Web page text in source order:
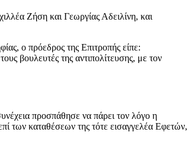
Ζήση και Γεωργίας Αδειλίνη, και
ο πρόεδρος της Επιτροπής είπε:
βουλευτές της αντιπολίτευσης, με τον
προσπάθησε να πάρει τον λόγο η
των καταθέσεων της τότε εισαγγελέα Εφετών,